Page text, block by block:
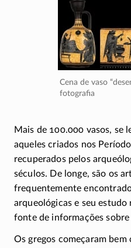
Cena de vaso “desenrolada” por
fotografia
Mais de 100.000 vasos, se
aqueles criados nos
recuperados pelos
séculos. De longe, são os
frequentemente
arqueológicas e seu estudo
fonte de informações sobre
Os gregos começaram bem